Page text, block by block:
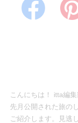
こんにちは！ itta編集
先月公開された旅の
ご紹介します。見逃